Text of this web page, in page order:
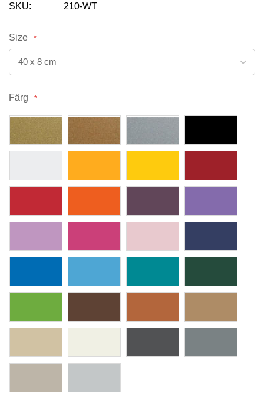
SKU 210-WT
Size
Färg